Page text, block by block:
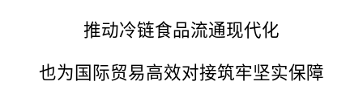
推动冷链食品流通现代化
也为国际贸易高效对接筑牢坚实保障